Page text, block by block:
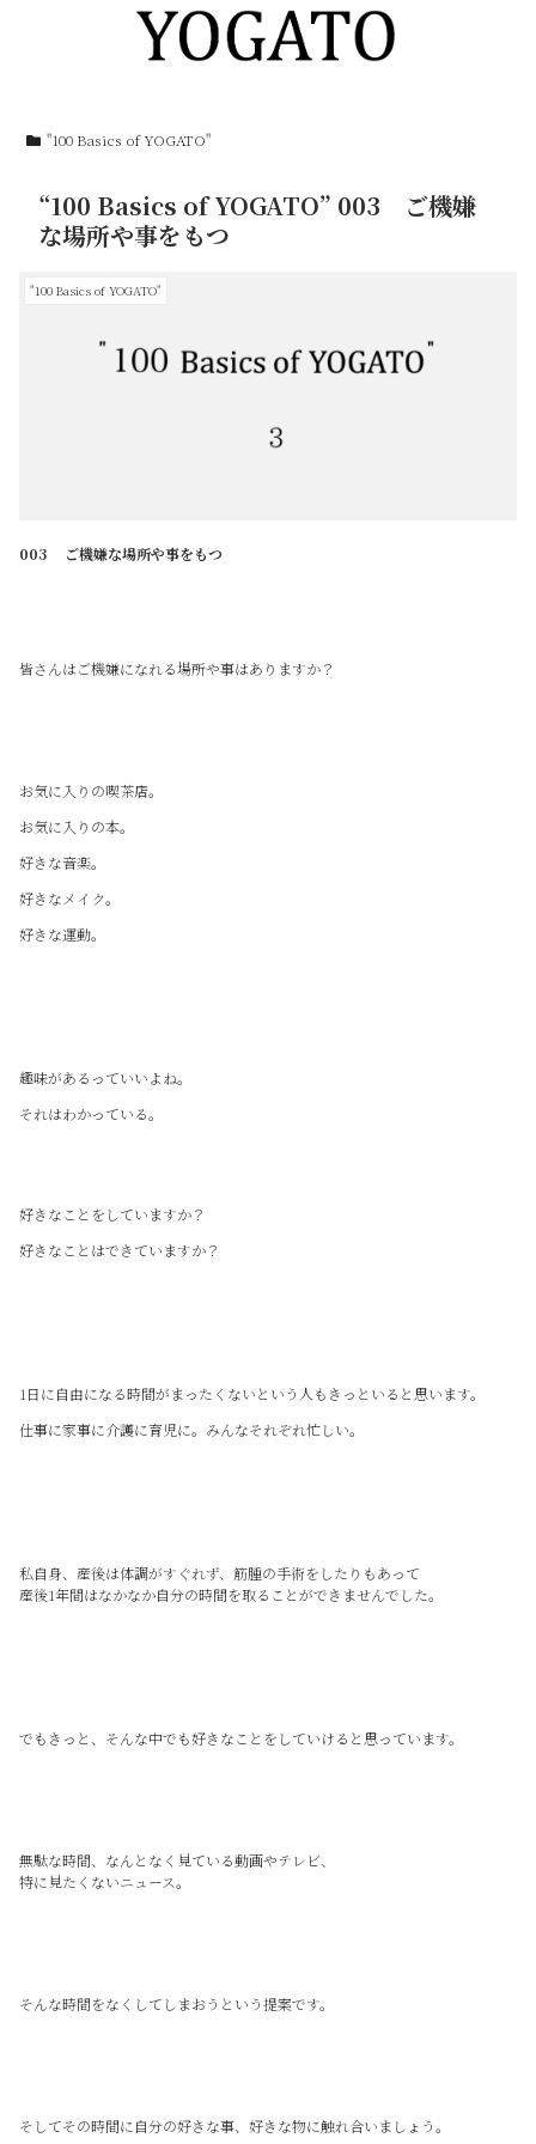
"100 Basics of YOGATO"
“100 Basics of YOGATO” 003 ご機嫌
な場所や事をもつ
"100 Basics of YOGATO"
003 ご機嫌な場所や事をもつ
皆さんはご機嫌になれる場所や事はありますか？
お気に入りの喫茶店。
お気に入りの本。
好きな音楽。
好きなメイク。
好きな運動。
趣味があるっていいよね。
それはわかっている。
好きなことをしていますか？
好きなことはできていますか？
1日に自由になる時間がまったくないという人もきっといると思います。
仕事に家事に介護に育児に。みんなそれぞれ忙しい。
私自身、産後は体調がすぐれず、筋腫の手術をしたりもあって
産後1年間はなかなか自分の時間を取ることができませんでした。
でもきっと、そんな中でも好きなことをしていけると思っています。
無駄な時間、なんとなく見ている動画やテレビ、
特に見たくないニュース。
そんな時間をなくしてしまおうという提案です。
そしてその時間に自分の好きな事、好きな物に触れ合いましょう。